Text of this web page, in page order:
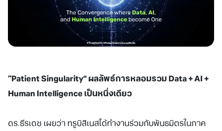
“Patient Singularity” ผลลัพธ์การหลอมรวม Data + AI +
Human Intelligence เป็นหนึ่งเดียว
ดร.ธีรเดช เผยว่า ทรูบิสิเนสได้ทำงานร่วมกับพันธมิตรในภาค